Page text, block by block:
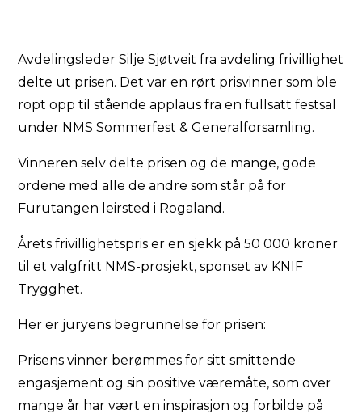
Avdelingsleder Silje Sjøtveit fra avdeling frivillighet
delte ut prisen. Det var en rørt prisvinner som ble
ropt opp til stående applaus fra en fullsatt festsal
under NMS Sommerfest & Generalforsamling.
Vinneren selv delte prisen og de mange, gode
ordene med alle de andre som står på for
Furutangen leirsted i Rogaland.
Årets frivillighetspris er en sjekk på 50 000 kroner
til et valgfritt NMS-prosjekt, sponset av KNIF
Trygghet.
Her er juryens begrunnelse for prisen:
Prisens vinner berømmes for sitt smittende
engasjement og sin positive væremåte, som over
mange år har vært en inspirasjon og forbilde på